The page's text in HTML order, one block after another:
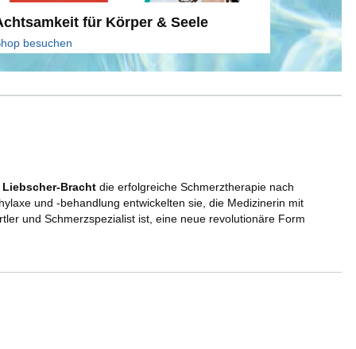
für Körper & Seele
besuchen
Liebscher-Bracht die erfolgreiche Schmerztherapie nach
und -behandlung entwickelten sie, die Medizinerin mit
und Schmerzspezialist ist, eine neue revolutionäre Form